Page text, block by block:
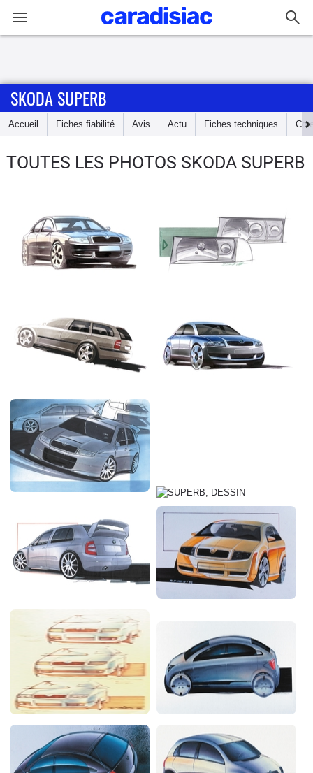
Accueil
Essais
d'achat
Electriques
Flottes
Auto
Forum
Moto
Marques
SKODA SUPERB
Accueil Fiches fiabilité Avis Actu Fiches techniques
TOUTES LES PHOTOS SKODA SUPERB